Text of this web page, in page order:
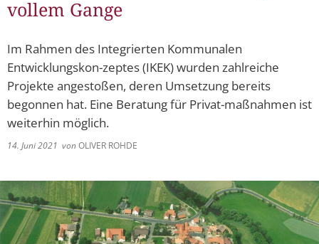
vollem Gange
Im Rahmen des Integrierten Kommunalen
Entwicklungskon-zeptes (IKEK) wurden zahlreiche
Projekte angestoßen, deren Umsetzung bereits
begonnen hat. Eine Beratung für Privat-maßnahmen ist
weiterhin möglich.
14. Juni 2021 vonOLIVER ROHDE